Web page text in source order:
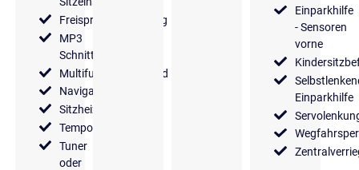
Freisprecheinrichtung
MP3
Schnittstelle
Multifunktionslenkrad
Navigationssystem
Sitzheizung
Tempomat
Tuner
oder
Einparkhilfe
- Sensoren
vorne
Einparkhilfe